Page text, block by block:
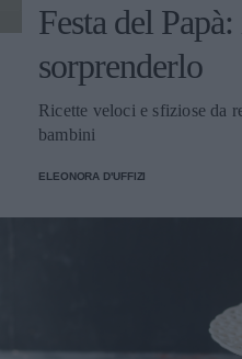
Festa del
sorprenderlo
Ricette veloci e sfiziose da
bambini
ELEONORA D'UFFIZI